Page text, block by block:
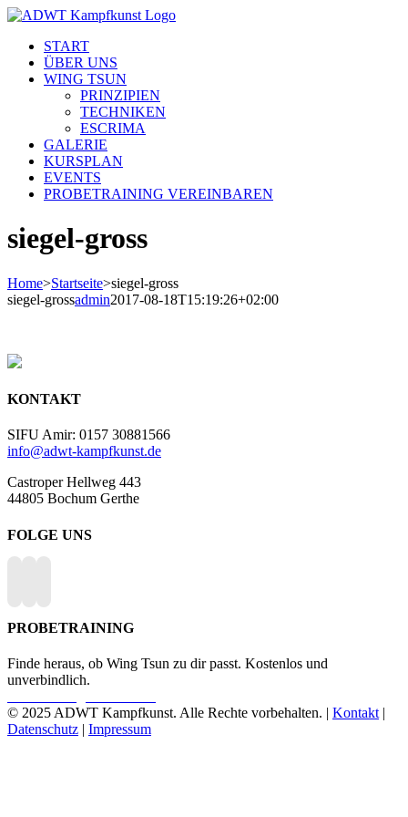
Skip
contentSTART
ÜBER UNS
WING TSUN
PRINZIPIEN
TECHNIKEN
ESCRIMA
GALERIE
KURSPLAN
EVENTS
PROBETRAINING VEREINBAREN
siegel-gross
Home>Startseite>siegel-gross
siegel-grossadmin2017-08-18T15:19:26+02:00
KONTAKT
SIFU Amir: 0157 30881566
info@adwt-kampfkunst.de
Castroper Hellweg 443
44805 Bochum Gerthe
FOLGE UNS
PROBETRAINING
Finde heraus, ob Wing Tsun zu dir passt. Kostenlos und
unverbindlich.
© 2025 ADWT Kampfkunst. Alle Rechte vorbehalten. | Kontakt|
Datenschutz
Impressum